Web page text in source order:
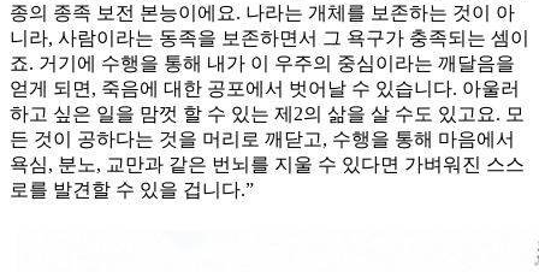
종의 종족 보전 본능이에요. 나라는 개체를 보존하는 것이 아
니라, 사람이라는 동족을 보존하면서 그 욕구가 충족되는 셈이
죠. 거기에 수행을 통해 내가 이 우주의 중심이라는 깨달음을
얻게 되면, 죽음에 대한 공포에서 벗어날 수 있습니다. 아울러
하고 싶은 일을 맘껏 할 수 있는 제2의 삶을 살 수도 있고요. 모
든 것이 공하다는 것을 머리로 깨닫고, 수행을 통해 마음에서
욕심, 분노, 교만과 같은 번뇌를 지울 수 있다면 가벼워진 스스
로를 발견할 수 있을 겁니다.”